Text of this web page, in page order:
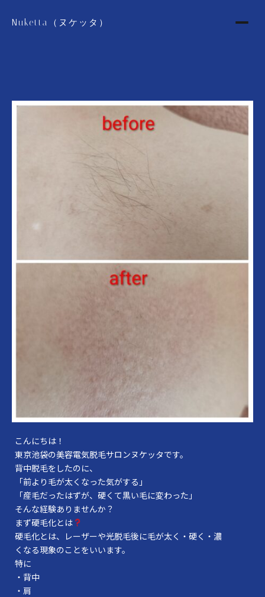
Nuketta（ヌケッタ）
こんにちは！
東京池袋の美容電気脱毛サロンヌケッタです。
背中脱毛をしたのに、
「前より毛が太くなった気がする」
「産毛だったはずが、硬くて黒い毛に変わった」
そんな経験ありませんか？
まず硬毛化とは
硬毛化とは、レーザーや光脱毛後に毛が太く・硬く・濃
くなる現象のことをいいます。
特に
・背中
・肩